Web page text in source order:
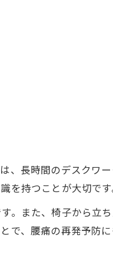
、長時間のデスクワ
を持つことが大切です
。また、椅子から立
で、腰痛の再発予防